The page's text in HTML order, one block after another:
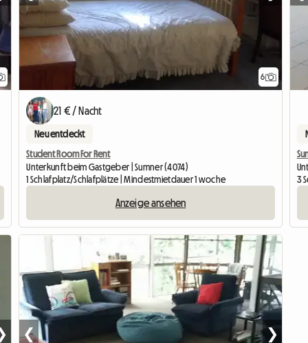
6
21 € / Nacht
Neu entdeckt
Student Room For Rent
Unterkunft beim Gastgeber | Sumner (4074)
1 Schlafplatz/Schlafplätze | Mindestmietdauer 1 woche
Anzeige ansehen
3
❮ ❯